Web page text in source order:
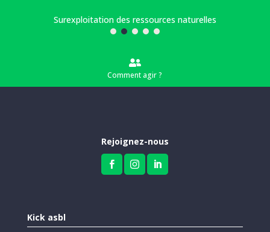
Surexploitation des ressources naturelles

Comment agir ?
Rejoignez-nous
  
Kick asbl